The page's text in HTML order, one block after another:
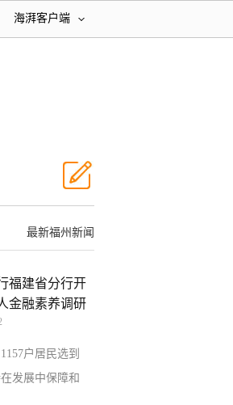
海湃客户端
最新福州新闻
福建省分行开
金融素养调研
户居民选到
发展中保障和